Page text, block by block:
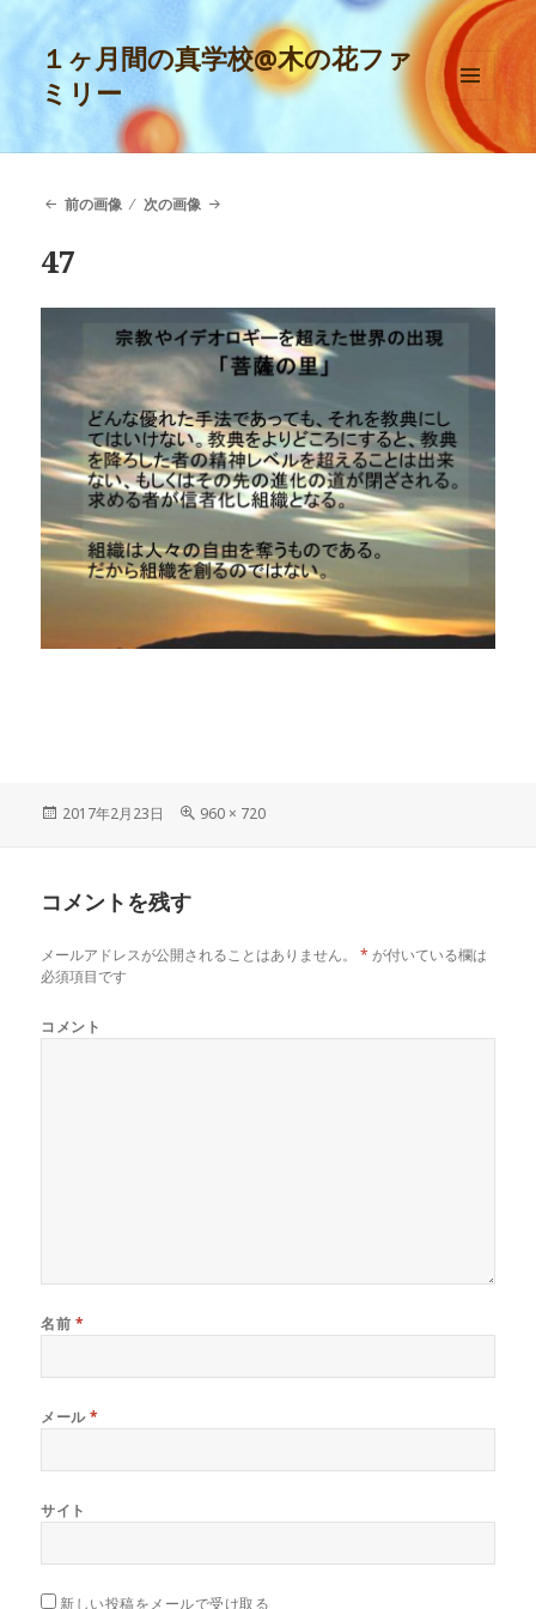
１ヶ月間の真学校@木の花ファ
ミリー
メニュ
ーとウ
ィジェ
前の画像
次の画像
47
投
2017年2月23日
フ
960 × 720
コメントを残す
メールアドレスが公開されることはありません。 * が付いている欄は
必須項目です
コメント
名前 *
メール*
サイト
新しい投稿をメールで受け取る